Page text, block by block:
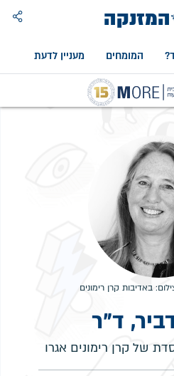
המזנקה
המומחים מעניין לדעת
באדיבות קרן רימונים
ד"ר
של קרן רימונים אגרו